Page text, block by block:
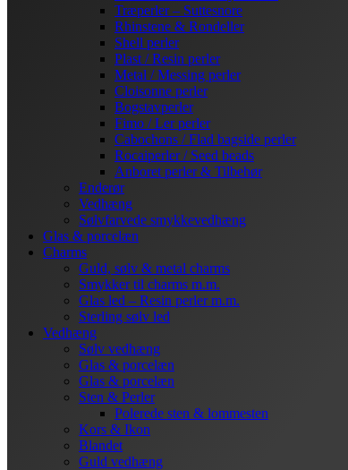
Træperler – Suttesnore
Rhinstene & Rondeller
Shell perler
Plast / Resin perler
Metal / Messing perler
Cloisonne perler
Bogstavperler
Fimo / Ler perler
Cabochons / Flad bagside perler
Rocaiperler / Seed beads
Anboret perler & Tilbehør
Enderør
Vedhæng
Sølvfarvede smykkevedhæng
Glas & porcelæn
Charms
Guld, sølv & metal charms
Smykker til charms m.m.
Glas led – Resin perler m.m.
Sterling sølv led
Vedhæng
Sølv vedhæng
Glas & porcelæn
Glas & porcelæn
Sten & Perler
Polerede sten & lommesten
Kors & Ikon
Blandet
Guld vedhæng